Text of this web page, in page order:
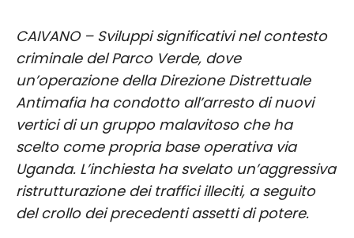
CAIVANO – Sviluppi significativi nel contesto
criminale del Parco Verde, dove
un’operazione della Direzione Distrettuale
Antimafia ha condotto all’arresto di nuovi
vertici di un gruppo malavitoso che ha
scelto come propria base operativa via
Uganda. L’inchiesta ha svelato un’aggressiva
ristrutturazione dei traffici illeciti, a seguito
del crollo dei precedenti assetti di potere.